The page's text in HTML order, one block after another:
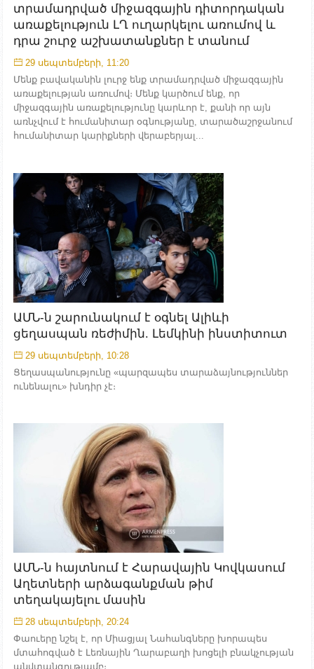
տրամադրված միջազգային դիտորդական
առաքելություն ԼՂ ուղարկելու առումով և
դրա շուրջ աշխատանքներ է տանում
29 սեպտեմբերի, 11:20
Մենք բավականին լուրջ ենք տրամադրված միջազգային
առաքելության առումով։ Մենք կարծում ենք, որ
միջազգային առաքելությունը կարևոր է, քանի որ այն
առնչվում է հումանիտար օգնությանը, տարածաշրջանում
հումանիտար կարիքների վերաբերյալ...
ԱՄՆ-ն շարունակում է օգնել Ալիևի
ցեղասպան ռեժիմին. Լեմկինի ինստիտուտ
29 սեպտեմբերի, 10:28
Ցեղասպանությունը «պարզապես տարաձայնություններ
ունենալու» խնդիր չէ։
ԱՄՆ-ն հայտնում է Հարավային Կովկասում
Աղետների արձագանքման թիմ
տեղակայելու մասին
28 սեպտեմբերի, 20:24
Փաուերը նշել է, որ Միացյալ Նահանգները խորապես
մտահոգված է Լեռնային Ղարաբաղի խոցելի բնակչության
անվտանգությամբ։